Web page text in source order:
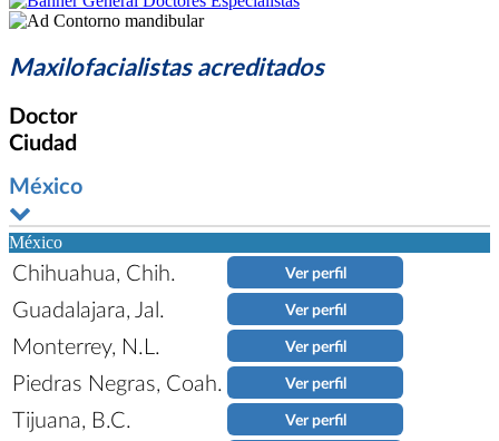
Maxilofacialistas acreditados
Doctor
Ciudad
México
México
Chihuahua, Chih. Ver perfil
Guadalajara, Jal. Ver perfil
Monterrey, N.L. Ver perfil
Piedras Negras, Coah. Ver perfil
Tijuana, B.C. Ver perfil